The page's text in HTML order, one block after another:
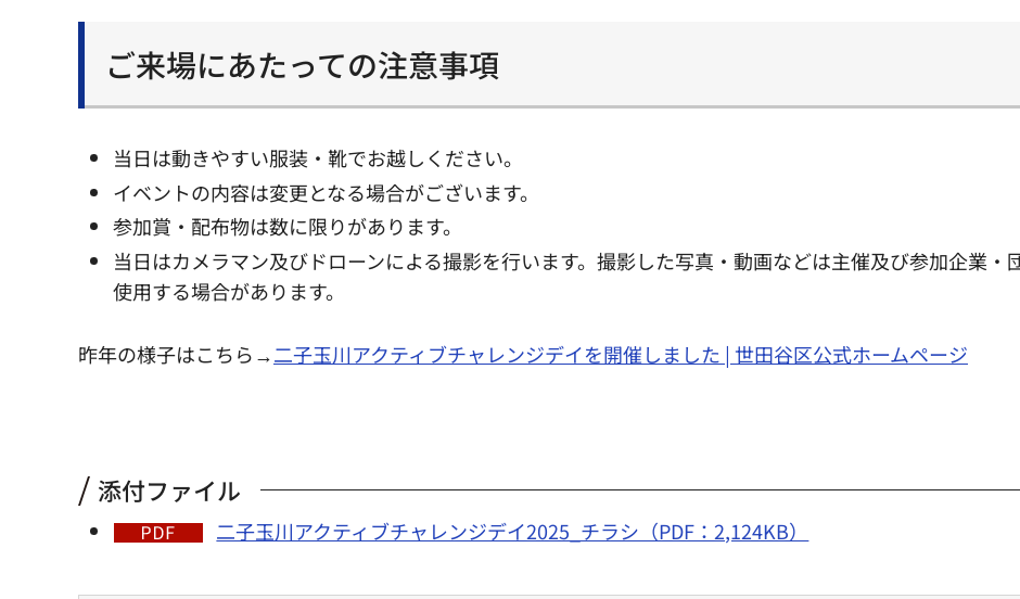
ご来場にあたっての注意事項
当日は動きやすい服装・靴でお越しください。
イベントの内容は変更となる場合がございます。
参加賞・配布物は数に限りがあります。
当日はカメラマン及びドローンによる撮影を行います。撮影した写真・動画などは主催及び参加企業
使用する場合があります。
昨年の様子はこちら→二子玉川アクティブチャレンジデイを開催しました | 世田谷区公式ホームページ
添付ファイル
二子玉川アクティブチャレンジデイ2025_チラシ（PDF：2,124KB）